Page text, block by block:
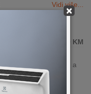
×
Vidi više...
KM
13h šaljemo isti dan, a